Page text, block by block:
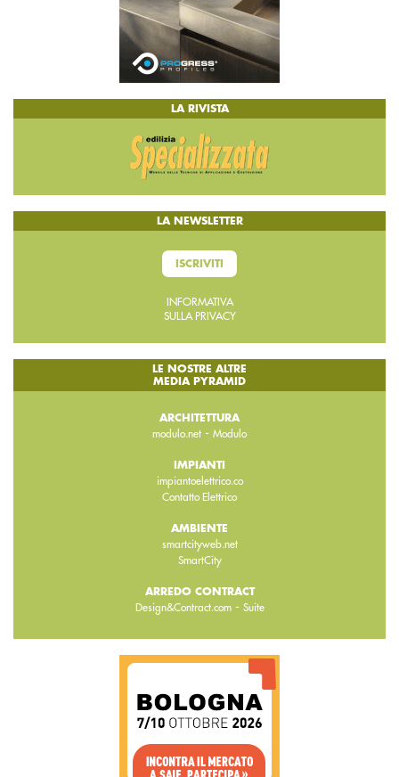
LA RIVISTA
LA NEWSLETTER
ISCRIVITI
INFORMATIVA
SULLA PRIVACY
LE NOSTRE ALTRE
MEDIA PYRAMID
ARCHITETTURA
modulo.net - Modulo
IMPIANTI
impiantoelettrico.co
Contatto Elettrico
AMBIENTE
smartcityweb.net
SmartCity
ARREDO CONTRACT
Design&Contract.com- Suite